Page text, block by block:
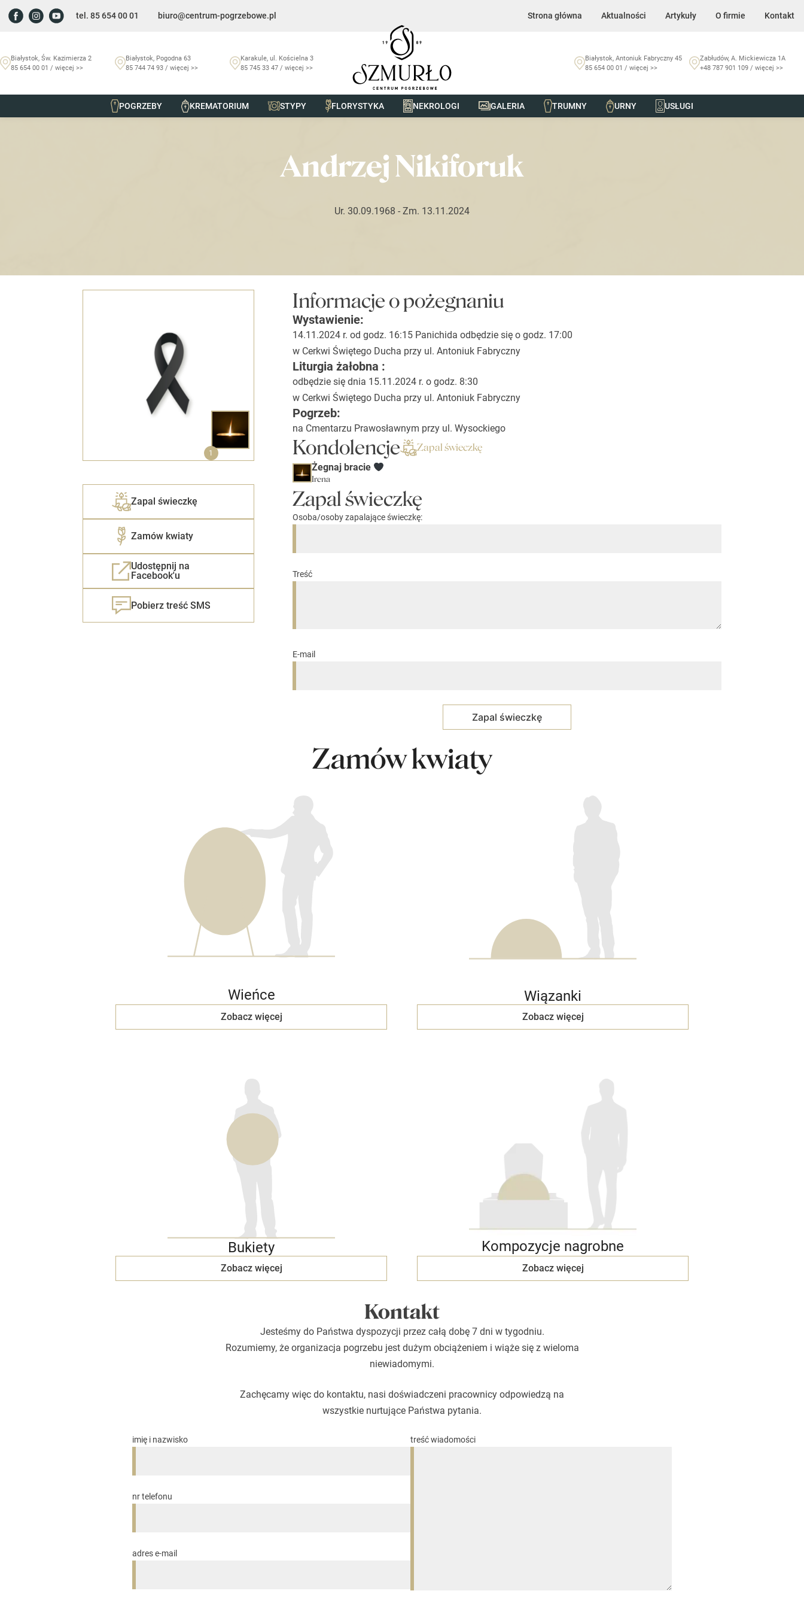
tel. 85 654 00 01 biuro@centrum-pogrzebowe.pl Strona główna Aktualności Artykuły O firmie Kontakt
Białystok, Św. Kazimierza 2
85 654 00 01 / więcej >>
Białystok, Pogodna 63
85 744 74 93 / więcej >>
Karakule, ul. Kościelna 3
85 745 33 47 / więcej >>
Białystok, Antoniuk Fabryczny 45
85 654 00 01 / więcej >>
Zabłudów, A. Mickiewicza 1A
+48 787 901 109 / więcej >>
POGRZEBY KREMATORIUM STYPY FLORYSTYKA NEKROLOGI GALERIA TRUMNY URNY USŁUGI
Szmurło Centrum Pogrzebowe /Nekrologi Andrzej Nikiforuk
Andrzej Nikiforuk
Ur. 30.09.1968 - Zm. 13.11.2024
1
Zapal świeczkę
Zamów kwiaty
Udostępnij na
Facebook'u
Pobierz treść SMS
Informacje o pożegnaniu
Wystawienie:
14.11.2024 r. od godz. 16:15 Panichida odbędzie się o godz. 17:00
w Cerkwi Świętego Ducha przy ul. Antoniuk Fabryczny
Liturgia żałobna :
odbędzie się dnia 15.11.2024 r. o godz. 8:30
w Cerkwi Świętego Ducha przy ul. Antoniuk Fabryczny
Pogrzeb:
na Cmentarzu Prawosławnym przy ul. Wysockiego
Kondolencje
Zapal świeczkę
Żegnaj bracie
Irena
Zapal świeczkę
Osoba/osoby zapalające świeczkę:
Treść
E-mail
Zamów kwiaty
Wieńce
Zobacz więcej
Wiązanki
Zobacz więcej
Bukiety
Zobacz więcej
Kompozycje nagrobne
Zobacz więcej
Kontakt
Jesteśmy do Państwa dyspozycji przez całą dobę 7 dni w tygodniu.
Rozumiemy, że organizacja pogrzebu jest dużym obciążeniem i wiąże się z wieloma
niewiadomymi.
Zachęcamy więc do kontaktu, nasi doświadczeni pracownicy odpowiedzą na
wszystkie nurtujące Państwa pytania.
imię i nazwisko
nr telefonu
adres e-mail
treść wiadomości